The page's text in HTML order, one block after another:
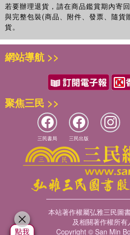
若要辦理退貨，請在商品鑑賞期內寄
與完整包裝(商品、附件、發票、隨貨
貨。
網站導航 >>
聚焦三民 >>
三民書局 三民出版
本站著作權屬弘雅三民圖
及相關著作權所有
Copyright © San Min